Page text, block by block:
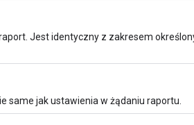
Jest identyczny z zakresem
same jak ustawienia w żądaniu raportu.